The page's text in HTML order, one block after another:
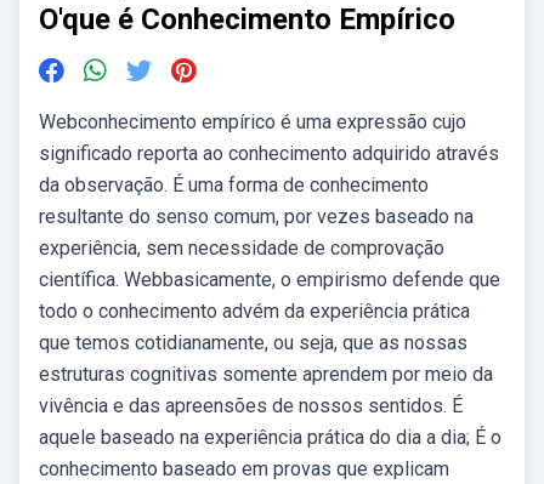
O'que é Conhecimento Empírico
Webconhecimento empírico é uma expressão cujo
significado reporta ao conhecimento adquirido através
da observação. É uma forma de conhecimento
resultante do senso comum, por vezes baseado na
experiência, sem necessidade de comprovação
científica. Webbasicamente, o empirismo defende que
todo o conhecimento advém da experiência prática
que temos cotidianamente, ou seja, que as nossas
estruturas cognitivas somente aprendem por meio da
vivência e das apreensões de nossos sentidos. É
aquele baseado na experiência prática do dia a dia; É o
conhecimento baseado em provas que explicam